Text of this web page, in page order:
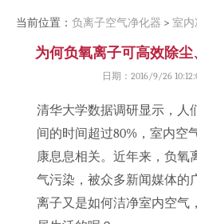
当前位置： 负离子空气净化器 > 室
为何负氧离子可高效除
日期：2016/9/26
清华大学数据调研显示，人
间的时间超过80%，室内空
康息息相关。近年来，负氧
气污染，被众多新闻媒体的
离子又是如何洁净室内空气